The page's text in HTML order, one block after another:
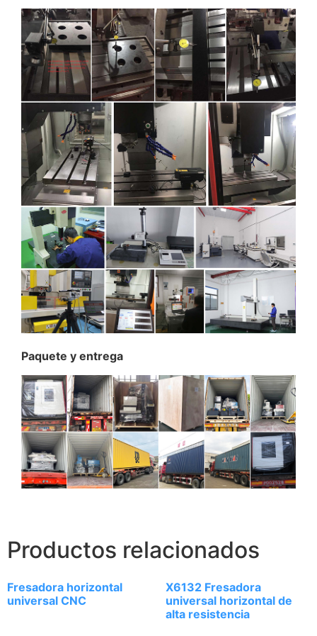
Paquete y entrega
Productos relacionados
Fresadora horizontal
universal CNC
X6132 Fresadora
universal horizontal de
alta resistencia